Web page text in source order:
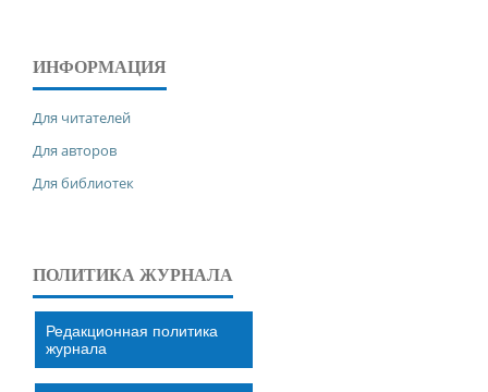
ИНФОРМАЦИЯ
Для читателей
Для авторов
Для библиотек
ПОЛИТИКА ЖУРНАЛА
Редакционная политика
журнала